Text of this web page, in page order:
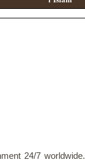
24/7 worldwide.